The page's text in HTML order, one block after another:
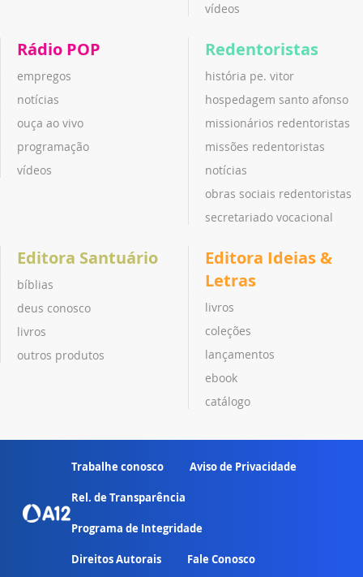
vídeos
Rádio POP
empregos
notícias
ouça ao vivo
programação
vídeos
Redentoristas
história pe. vitor
hospedagem santo afonso
missionários redentoristas
missões redentoristas
notícias
obras sociais redentoristas
secretariado vocacional
Editora Santuário
bíblias
deus conosco
livros
outros produtos
Editora Ideias &
Letras
livros
coleções
lançamentos
ebook
catálogo
Trabalhe conosco Aviso de Privacidade
Rel. de Transparência
Programa de Integridade
Direitos Autorais Fale Conosco